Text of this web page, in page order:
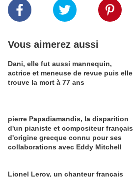
Vous aimerez aussi
Dani, elle fut aussi mannequin,
actrice et meneuse de revue puis elle
trouve la mort à 77 ans
pierre Papadiamandis, la disparition
d'un pianiste et compositeur français
d'origine grecque connu pour ses
collaborations avec Eddy Mitchell
Lionel Leroy, un chanteur français